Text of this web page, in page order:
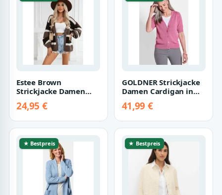
Estee Brown
Strickjacke Damen
Strickjacke kurz
Oversize Look
24,95 €
GOLDNER Strickjacke
Damen Cardigan in
Pink, Halbarm
Kurzarm Jäckchen g…
41,99 €
★ Bestpreis ★ Bestpreis